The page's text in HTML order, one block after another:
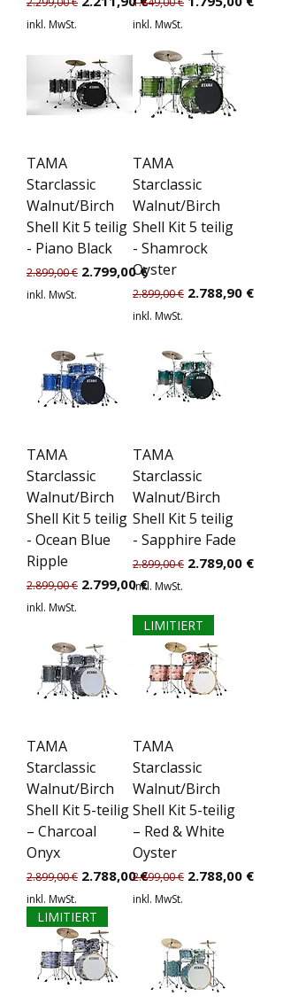
inkl. MwSt. inkl. MwSt.
TAMA
Starclassic
Walnut/Birch
Shell Kit 5 teilig
- Piano Black
Standardpreis
2.899,00 € Sale-Preis
2.799,00 €
inkl. MwSt.
TAMA
Starclassic
Walnut/Birch
Shell Kit 5 teilig
- Shamrock
Oyster
Standardpreis
2.899,00 € Sale-Preis
2.788,90 €
inkl. MwSt.
TAMA
Starclassic
Walnut/Birch
Shell Kit 5 teilig
- Ocean Blue
Ripple
Standardpreis
2.899,00 € Sale-Preis
2.799,00 €
inkl. MwSt.
TAMA
Starclassic
Walnut/Birch
Shell Kit 5 teilig
- Sapphire Fade
Standardpreis
2.899,00 € Sale-Preis
2.789,00 €
inkl. MwSt.
TAMA
Starclassic
Walnut/Birch
Shell Kit 5-teilig
– Charcoal
Onyx
Standardpreis
2.899,00 € Sale-Preis
2.788,00 €
inkl. MwSt.
LIMITIERT
TAMA
Starclassic
Walnut/Birch
Shell Kit 5-teilig
– Red & White
Oyster
Standardpreis
2.899,00 € Sale-Preis
2.788,00 €
inkl. MwSt.
LIMITIERT